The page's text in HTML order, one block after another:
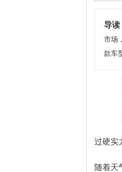
导读
市场
款车
过硬实
随着天